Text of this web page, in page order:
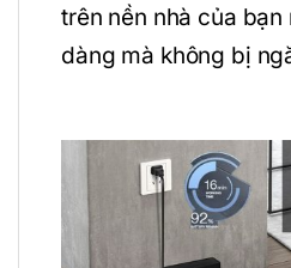
trên nền nhà của
dàng mà không bị